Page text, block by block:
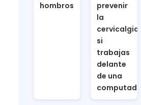
hombros
prevenir
la
cervicalgia
si
trabajas
delante
de una